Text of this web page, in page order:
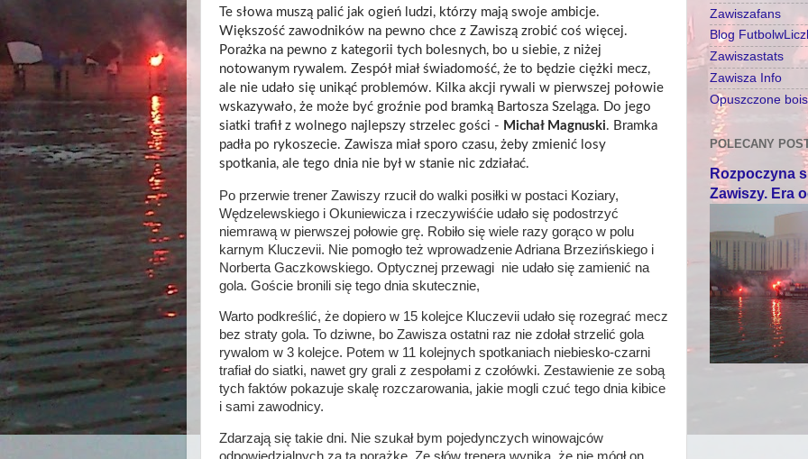
Te słowa muszą palić jak ogień ludzi, którzy mają swoje ambicje.
Większość zawodników na pewno chce z Zawiszą zrobić coś więcej.
Porażka na pewno z kategorii tych bolesnych, bo u siebie, z niżej
notowanym rywalem. Zespół miał świadomość, że to będzie ciężki mecz,
ale nie udało się unikąć problemów. Kilka akcji rywali w pierwszej połowie
wskazywało, że może być groźnie pod bramką Bartosza Szeląga. Do jego
siatki trafił z wolnego najlepszy strzelec gości - Michał Magnuski. Bramka
padła po rykoszecie. Zawisza miał sporo czasu, żeby zmienić losy
spotkania, ale tego dnia nie był w stanie nic zdziałać.
Po przerwie trener Zawiszy rzucił do walki posiłki w postaci Koziary,
Wędzelewskiego i Okuniewicza i rzeczywiśćie udało się podostrzyć
niemrawą w pierwszej połowie grę. Robiło się wiele razy gorąco w polu
karnym Kluczevii. Nie pomogło też wprowadzenie Adriana Brzezińskiego i
Norberta Gaczkowskiego. Optycznej przewagi nie udało się zamienić na
gola. Goście bronili się tego dnia skutecznie,
Warto podkreślić, że dopiero w 15 kolejce Kluczevii udało się rozegrać mecz
bez straty gola. To dziwne, bo Zawisza ostatni raz nie zdołał strzelić gola
rywalom w 3 kolejce. Potem w 11 kolejnych spotkaniach niebiesko-czarni
trafiał do siatki, nawet gry grali z zespołami z czołówki. Zestawienie ze sobą
tych faktów pokazuje skalę rozczarowania, jakie mogli czuć tego dnia kibice
i sami zawodnicy.
Zdarzają się takie dni. Nie szukał bym pojedynczych winowajców
Zawiszafans
Blog
Zawiszastats
Zawisza Info
Opuszczone
POLECANY
Rozpoczyna
Zawiszy. Era